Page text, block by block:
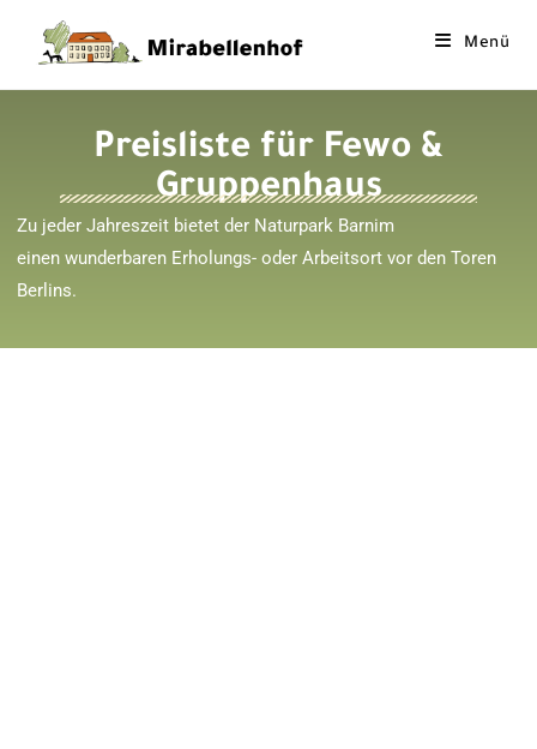
Menü
Preisliste für Fewo &
Gruppenhaus
Zu jeder Jahreszeit bietet der Naturpark Barnim
einen wunderbaren Erholungs- oder Arbeitsort vor den Toren
Berlins.